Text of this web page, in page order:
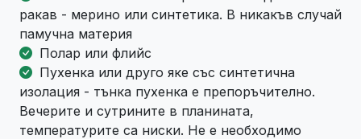
ракав - мерино или синтетика. В никакъв случай
памучна материя
Полар или флийс
Пухенка или друго яке със синтетична
изолация - тънка пухенка е препоръчително.
Вечерите и сутрините в планината,
температурите са ниски. Не е необходимо